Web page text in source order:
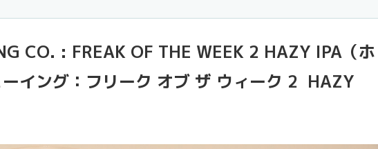
CO. : FREAK OF THE WEEK 2 HAZY IPA（ホ
イング：フリーク オブ ザ ウィーク 2 HAZY